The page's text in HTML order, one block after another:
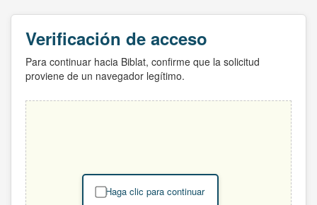
Verificación de acceso
Para continuar hacia Biblat, confirme que la solicitud
proviene de un navegador legítimo.
Haga clic para continuar